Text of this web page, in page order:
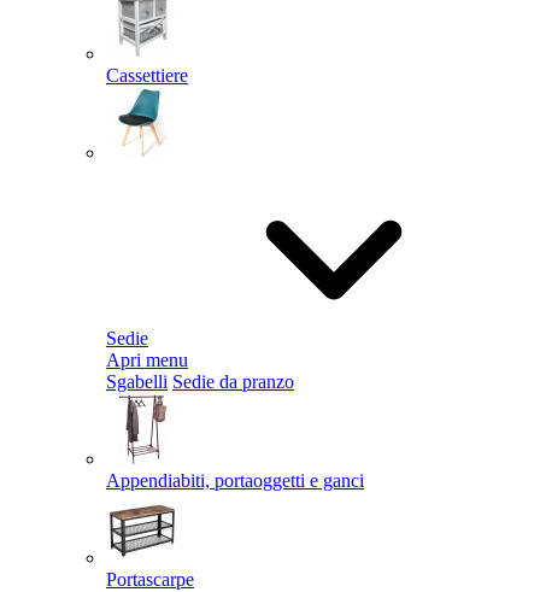
Cassettiere
Sedie
Apri menu
Sgabelli Sedie da pranzo
Appendiabiti, portaoggetti e ganci
Portascarpe